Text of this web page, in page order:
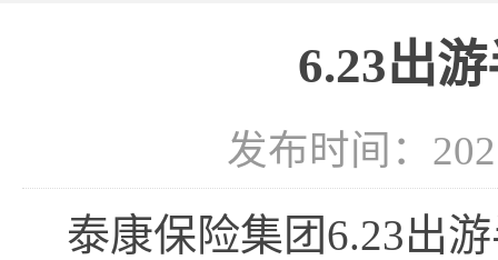
6.23出
发布时间：
泰康保险集团6.23出